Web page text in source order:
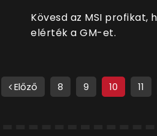
Kövesd az MSI profikat,
elérték a GM-et.
Előző 8 9 10 11